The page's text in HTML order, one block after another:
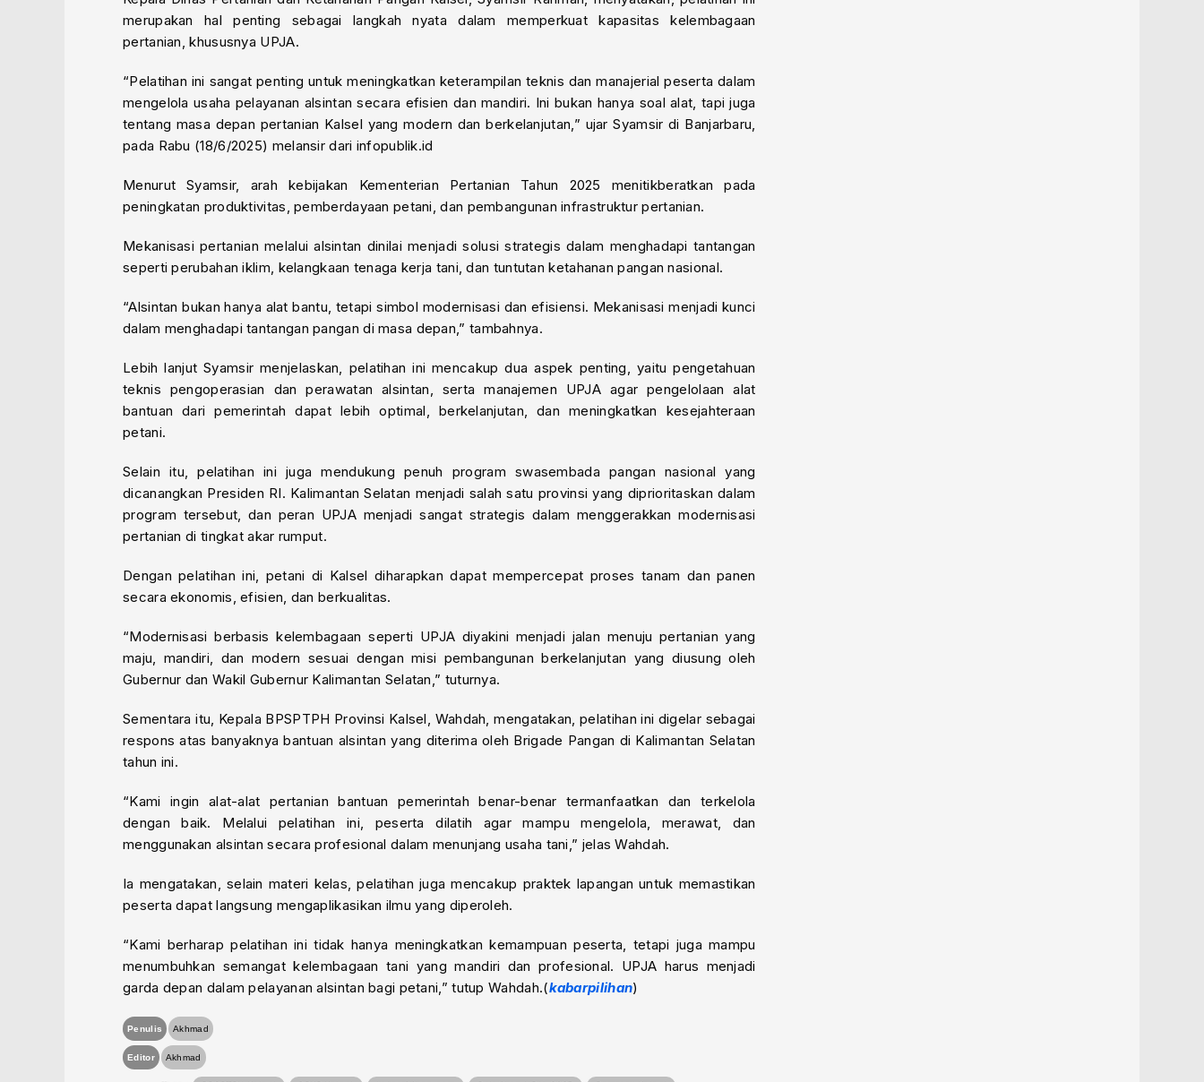
merupakan hal penting sebagai langkah nyata dalam memperkuat kapasitas kelembagaan
pertanian, khususnya UPJA.
“Pelatihan ini sangat penting untuk meningkatkan keterampilan teknis dan manajerial peserta dalam
mengelola usaha pelayanan alsintan secara efisien dan mandiri. Ini bukan hanya soal alat, tapi juga
tentang masa depan pertanian Kalsel yang modern dan berkelanjutan,” ujar Syamsir di Banjarbaru,
pada Rabu (18/6/2025) melansir dari infopublik.id
Menurut Syamsir, arah kebijakan Kementerian Pertanian Tahun 2025 menitikberatkan pada
peningkatan produktivitas, pemberdayaan petani, dan pembangunan infrastruktur pertanian.
Mekanisasi pertanian melalui alsintan dinilai menjadi solusi strategis dalam menghadapi tantangan
seperti perubahan iklim, kelangkaan tenaga kerja tani, dan tuntutan ketahanan pangan nasional.
“Alsintan bukan hanya alat bantu, tetapi simbol modernisasi dan efisiensi. Mekanisasi menjadi kunci
dalam menghadapi tantangan pangan di masa depan,” tambahnya.
Lebih lanjut Syamsir menjelaskan, pelatihan ini mencakup dua aspek penting, yaitu pengetahuan
teknis pengoperasian dan perawatan alsintan, serta manajemen UPJA agar pengelolaan alat
bantuan dari pemerintah dapat lebih optimal, berkelanjutan, dan meningkatkan kesejahteraan
petani.
Selain itu, pelatihan ini juga mendukung penuh program swasembada pangan nasional yang
dicanangkan Presiden RI. Kalimantan Selatan menjadi salah satu provinsi yang diprioritaskan dalam
program tersebut, dan peran UPJA menjadi sangat strategis dalam menggerakkan modernisasi
pertanian di tingkat akar rumput.
Dengan pelatihan ini, petani di Kalsel diharapkan dapat mempercepat proses tanam dan panen
secara ekonomis, efisien, dan berkualitas.
“Modernisasi berbasis kelembagaan seperti UPJA diyakini menjadi jalan menuju pertanian yang
maju, mandiri, dan modern sesuai dengan misi pembangunan berkelanjutan yang diusung oleh
Gubernur dan Wakil Gubernur Kalimantan Selatan,” tuturnya.
Sementara itu, Kepala BPSPTPH Provinsi Kalsel, Wahdah, mengatakan, pelatihan ini digelar sebagai
respons atas banyaknya bantuan alsintan yang diterima oleh Brigade Pangan di Kalimantan Selatan
tahun ini.
“Kami ingin alat-alat pertanian bantuan pemerintah benar-benar termanfaatkan dan terkelola
dengan baik. Melalui pelatihan ini, peserta dilatih agar mampu mengelola, merawat, dan
menggunakan alsintan secara profesional dalam menunjang usaha tani,” jelas Wahdah.
Ia mengatakan, selain materi kelas, pelatihan juga mencakup praktek lapangan untuk memastikan
peserta dapat langsung mengaplikasikan ilmu yang diperoleh.
“Kami berharap pelatihan ini tidak hanya meningkatkan kemampuan peserta, tetapi juga mampu
menumbuhkan semangat kelembagaan tani yang mandiri dan profesional. UPJA harus menjadi
garda depan dalam pelayanan alsintan bagi petani,” tutup Wahdah.(kabarpilihan)
Penulis Akhmad
Editor Akhmad